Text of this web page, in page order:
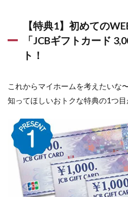
【特典1】初めての
「JCBギフトカード
ト！
これからマイホームを考えたいな
知ってほしいおトクな特典の1つ目